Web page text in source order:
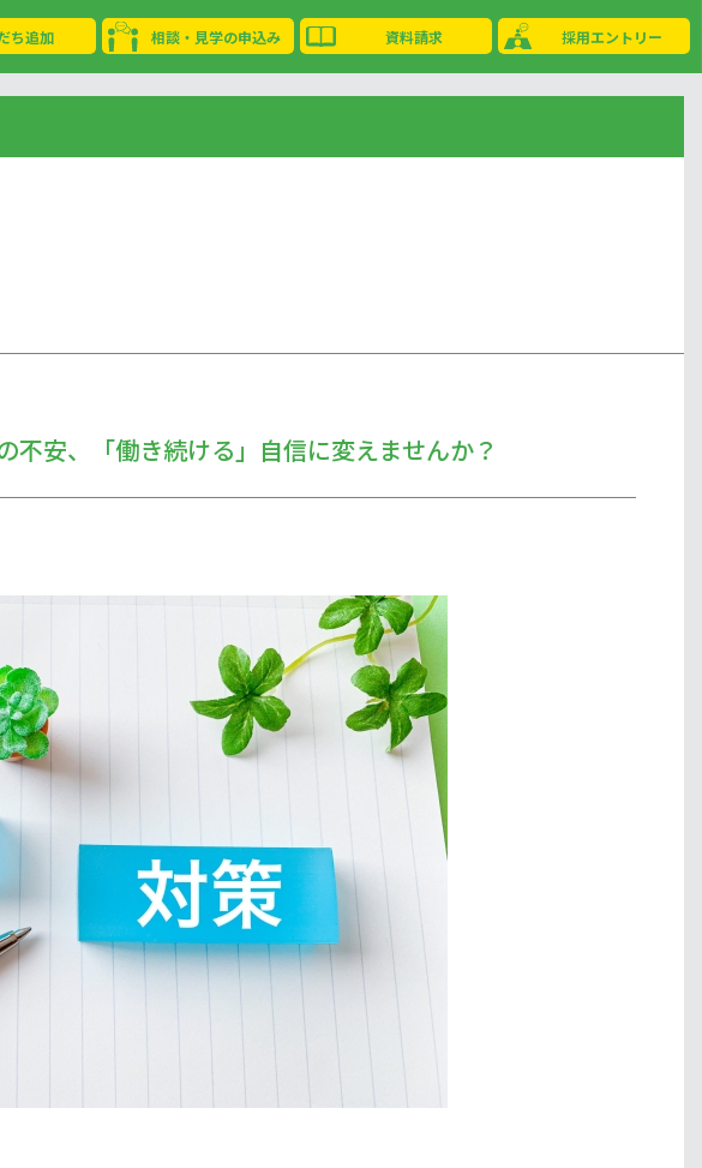
ち追加 相談・見学の申込み 資料請求 採用エントリー
安、「働き続ける」自信に変えませんか？